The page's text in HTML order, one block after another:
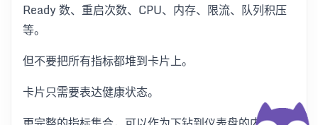
Ready 数、重启次数、CPU、内存、限流、队列积压
等。
但不要把所有指标都堆到卡片上。
卡片只需要表达健康状态。